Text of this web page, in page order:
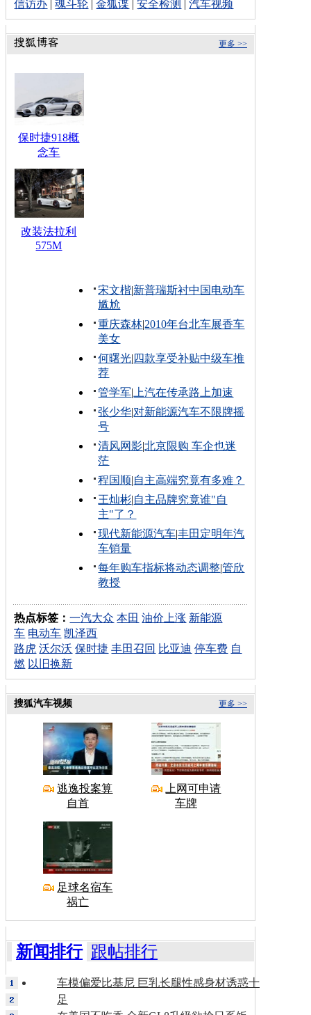
信访办 |魂斗轮 |金狐谍 |安全检测 |汽车视频
更多 >>
保时捷918概
念车
改装法拉利
575M
宋文楷|新普瑞斯衬中国电动车
尴尬
重庆森林|2010年台北车展香车
美女
何曙光| 四款享受补贴中级车推
荐
管学军|上汽在传承路上加速
张少华|对新能源汽车不限牌摇
号
清风网影|北京限购 车企也迷
茫
程国顺|自主高端究竟有多难？
王灿彬|自主品牌究竟谁"自
主"了？
现代新能源汽车|丰田定明年汽
车销量
每年购车指标将动态调整|管欣
教授
热点标签：一汽大众 本田 油价上涨 新能源
车 电动车 凯泽西
路虎 沃尔沃 保时捷 丰田召回 比亚迪 停车费 自
燃 以旧换新
更多 >>
搜狐汽车视频
逃逸投案算
自首
上网可申请
车牌
足球名宿车
祸亡
新闻排行 跟帖排行
车模偏爱比基尼 巨乳长腿性感身材诱惑十
足